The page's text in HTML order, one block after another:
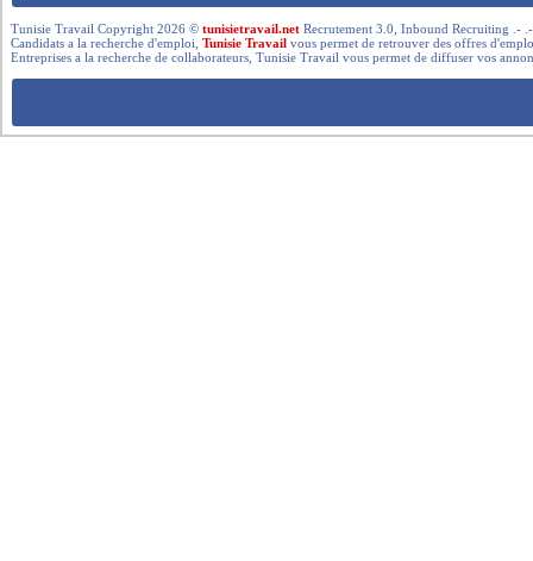
Tunisie Travail Copyright 2026 ©tunisietravail.net Recrutement 3.0, Inbound Recruiting .-
Candidats a la recherche d'emploi,Tunisie Travail vous permet de retrouver des offres
Entreprises a la recherche de collaborateurs, Tunisie Travail vous permet de diffuser vos